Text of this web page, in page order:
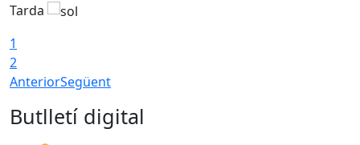
Tarda
1
2
AnteriorSegüent
Butlletí digital